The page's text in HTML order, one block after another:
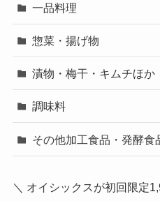
一品料理
惣菜・揚げ物
漬物・梅干・キムチほか
調味料
その他加工食品・発酵食
＼ オイシックスが初回限定